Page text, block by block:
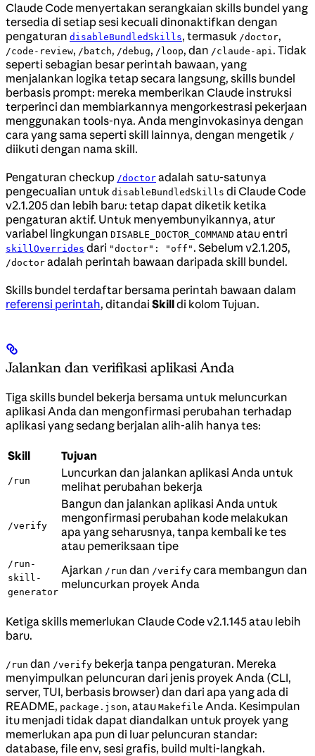
Claude Code menyertakan serangkaian skills bundel yang
tersedia di setiap sesi kecuali dinonaktifkan dengan
pengaturan disableBundledSkills, termasuk /doctor,
/code-review, /batch, /debug, /loop, dan /claude-api. Tidak
seperti sebagian besar perintah bawaan, yang
menjalankan logika tetap secara langsung, skills bundel
berbasis prompt: mereka memberikan Claude instruksi
terperinci dan membiarkannya mengorkestrasi pekerjaan
menggunakan tools-nya. Anda menginvokasinya dengan
cara yang sama seperti skill lainnya, dengan mengetik /
diikuti dengan nama skill.
Pengaturan checkup /doctor adalah satu-satunya
pengecualian untuk disableBundledSkills di Claude Code
v2.1.205 dan lebih baru: tetap dapat diketik ketika
pengaturan aktif. Untuk menyembunyikannya, atur
variabel lingkungan DISABLE_DOCTOR_COMMAND atau entri
skillOverrides dari "doctor": "off" . Sebelum v2.1.205,
/doctor adalah perintah bawaan daripada skill bundel.
Skills bundel terdaftar bersama perintah bawaan dalam
referensi perintah, ditandai Skilldi kolom Tujuan.
Jalankan dan verifikasi aplikasi Anda
Tiga skills bundel bekerja bersama untuk meluncurkan
aplikasi Anda dan mengonfirmasi perubahan terhadap
aplikasi yang sedang berjalan alih-alih hanya tes:
Skill Tujuan
/run
Luncurkan dan jalankan aplikasi Anda untuk
melihat perubahan bekerja
/verify
Bangun dan jalankan aplikasi Anda untuk
mengonfirmasi perubahan kode melakukan
apa yang seharusnya, tanpa kembali ke tes
atau pemeriksaan tipe
/run-
skill-
generator
Ajarkan /run dan /verify cara membangun dan
meluncurkan proyek Anda
Ketiga skills memerlukan Claude Code v2.1.145 atau lebih
baru.
/run dan /verify bekerja tanpa pengaturan. Mereka
menyimpulkan peluncuran dari jenis proyek Anda (CLI,
server, TUI, berbasis browser) dan dari apa yang ada di
README, package.json, atau Makefile Anda. Kesimpulan
itu menjadi tidak dapat diandalkan untuk proyek yang
memerlukan apa pun di luar peluncuran standar:
database, file env, sesi grafis, build multi-langkah.